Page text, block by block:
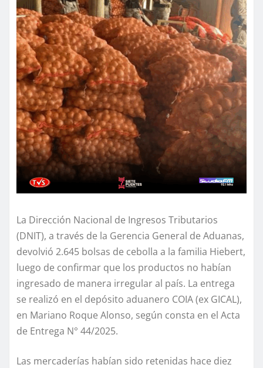
La Dirección Nacional de Ingresos Tributarios
(DNIT), a través de la Gerencia General de Aduanas,
devolvió 2.645 bolsas de cebolla a la familia Hiebert,
luego de confirmar que los productos no habían
ingresado de manera irregular al país. La entrega
se realizó en el depósito aduanero COIA (ex GICAL),
en Mariano Roque Alonso, según consta en el Acta
de Entrega N° 44/2025.
Las mercaderías habían sido retenidas hace diez